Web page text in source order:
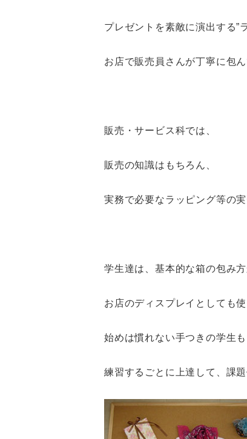
プレゼントを素敵に演出する”
お店で販売員さんが丁寧に包
販売・サービス科では、
販売の知識はもちろん、
実務で必要なラッピング等の
学生達は、基本的な箱の包み方
お店のディスプレイとしても
始めは慣れない手つきの学生も
練習するごとに上達して、課